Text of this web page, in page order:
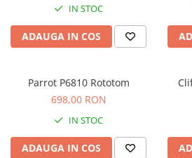
Recordere de studio
Standuri si stative de monitoare
Tratament acustic
Lumini si efecte
IN STOC
ADAUGA IN COS
Parrot P6810 Rototom
698,00 RON
IN STOC
ADAUGA IN COS